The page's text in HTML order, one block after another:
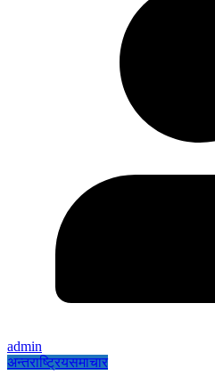
admin
अन्तराष्ट्रियसमाचार